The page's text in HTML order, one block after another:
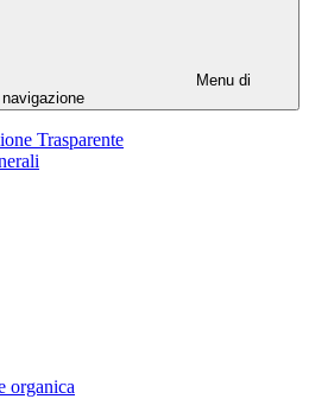
Menu di
navigazione
Trasparente
organica